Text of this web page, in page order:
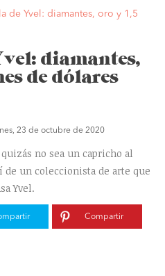
de Yvel: diamantes, oro y 1,5
diamantes,
de dólares
23 de octubre de 2020
no sea un capricho al
de un coleccionista de arte que
Yvel.
Compartir